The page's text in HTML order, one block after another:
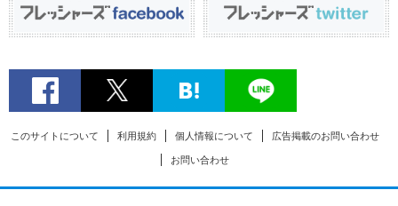
このサイトについて 利用規約 個人情報について 広告掲載のお問い合わせ
お問い合わせ